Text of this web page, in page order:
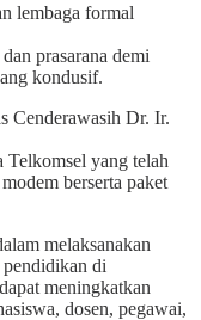
lembaga formal
prasarana demi
kondusif.
Cenderawasih Dr. Ir.
Telkomsel yang telah
berserta paket
melaksanakan
pendidikan di
meningkatkan
dosen, pegawai,